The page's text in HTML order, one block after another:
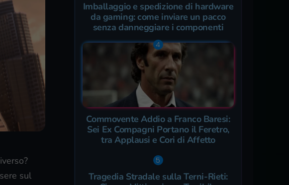
sul
Imballaggio e spedizione di hardware
da gaming: come inviare un pacco
senza danneggiare i componenti
Commovente Addio a Franco Baresi:
Sei Ex Compagni Portano il Feretro,
tra Applausi e Cori di Affetto
Tragedia Stradale sulla Terni-Rieti: